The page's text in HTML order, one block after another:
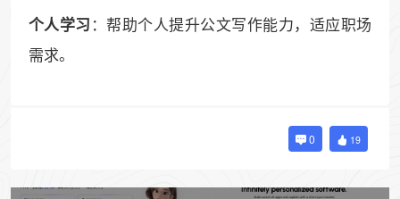
个人学习 ：帮助个人提升公文写作能力，适应职场
需求。
0 19